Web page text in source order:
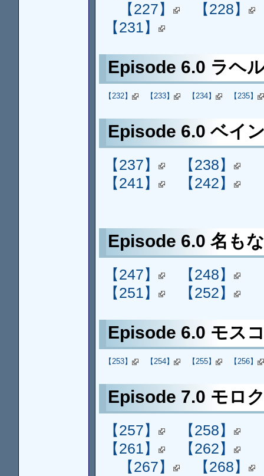
【227】
【228】
【231】
Episode 6.0 ラヘ
【232】 【233】 【234】 【235】
Episode 6.0 ベイ
【237】 【238】
【241】
【242】
Episode 6.0 名も
【247】 【248】
【251】
【252】
Episode 6.0 モス
【253】 【254】 【255】 【256】
Episode 7.0 モロ
【257】 【258】
【261】
【262】
【267】
【268】